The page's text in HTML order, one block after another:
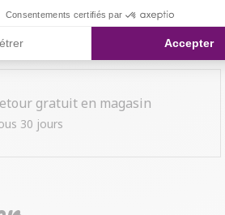
Consentements certifiés par
Accepter
gratuit en magasin
30 jours